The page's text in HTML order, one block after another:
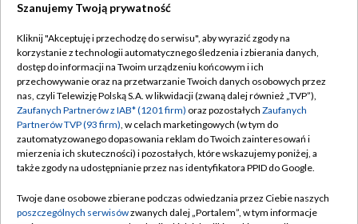
TVP
Abonament TVP
Emisja w TVP
Centrum informacji TVP
Naziemna Telewizja Cyfrowa
Rada Programowa
Regulamin TVP
Polityka prywatności
Moje zgody
Pomoc
Kontakt
Szanujemy Twoją prywatność
Kliknij "Akceptuję i przechodzę do serwisu", aby wyrazić zgody na
korzystanie z technologii automatycznego śledzenia i zbierania danych,
dostęp do informacji na Twoim urządzeniu końcowym i ich
przechowywanie oraz na przetwarzanie Twoich danych osobowych przez
nas, czyli Telewizję Polską S.A. w likwidacji (zwaną dalej również „TVP”),
Zaufanych Partnerów z IAB* (1201 firm) oraz pozostałych Zaufanych
Partnerów TVP (93 firm), w celach marketingowych (w tym do
zautomatyzowanego dopasowania reklam do Twoich zainteresowań i
mierzenia ich skuteczności) i pozostałych, które wskazujemy poniżej, a
także zgody na udostępnianie przez nas identyfikatora PPID do Google.
Twoje dane osobowe zbierane podczas odwiedzania przez Ciebie naszych
poszczególnych serwisówzwanych dalej „Portalem”, w tym informacje